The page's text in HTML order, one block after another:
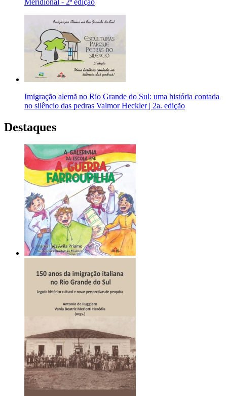
Meridional - 2ª edição
Imigração alemã no Rio Grande do Sul: uma história contada
no silêncio das pedras Valmor Heckler | 2a. edição
Destaques